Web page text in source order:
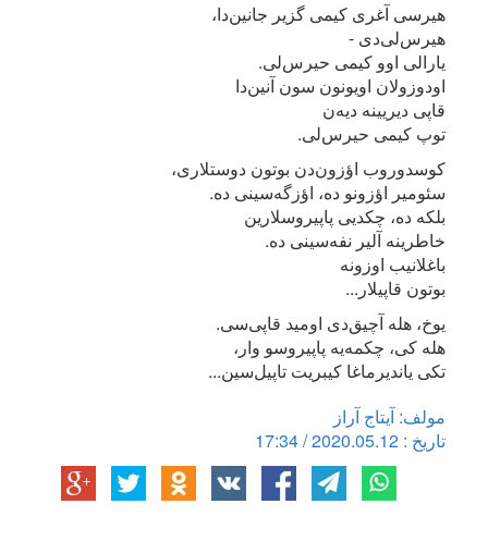
هیرسی آغری کیمی گزیر جانین‌دا،
هیرس‌لی‌دی -
یارالی اوو کیمی حیرس‌لی.
اودوزولان اویونون سون آنین‌دا
قاپی دیریینه دیه‌ن
توپ کیمی حیرس‌لی.
کوسدوروب اؤزون‌دن بوتون دوستلاری،
سئومیر اؤزونو ده، اؤزگه‌سینی ده.
بلکه ده، چکدیی پاپیروسلارین
خاطرینه آلیر نفه‌سینی ده.
باغلانیب اوزونه
بوتون قاپیلار...
یوخ، هله آچیق‌دی اومید قاپی‌سی.
هله کی، چکمه‌یه پاپیروسو وار،
تکی یاندیرماغا کیبریت تاپیل‌سین...
مولف: آیتاج آراز
تاریخ : 2020.05.12 / 17:34